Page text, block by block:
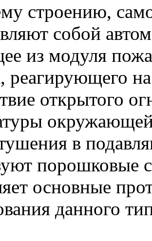
строению,
собой
из модуля
реагирующего
открытого
в
порошковые
основные
данного